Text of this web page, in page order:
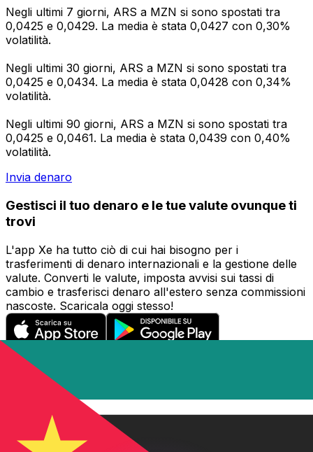
Negli ultimi 7 giorni, ARS a MZN si sono spostati tra
0,0425 e 0,0429. La media è stata 0,0427 con 0,30%
volatilità.
Negli ultimi 30 giorni, ARS a MZN si sono spostati tra
0,0425 e 0,0434. La media è stata 0,0428 con 0,34%
volatilità.
Negli ultimi 90 giorni, ARS a MZN si sono spostati tra
0,0425 e 0,0461. La media è stata 0,0439 con 0,40%
volatilità.
Invia denaro
Gestisci il tuo denaro e le tue valute ovunque ti
trovi
L'app Xe ha tutto ciò di cui hai bisogno per i
trasferimenti di denaro internazionali e la gestione delle
valute. Converti le valute, imposta avvisi sui tassi di
cambio e trasferisci denaro all'estero senza commissioni
nascoste. Scaricala oggi stesso!